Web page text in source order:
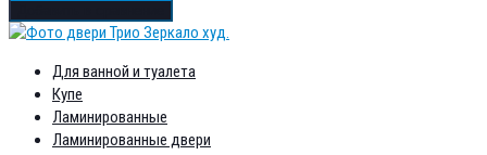
Для ванной и туалета
Купе
Ламинированные
Ламинированные двери